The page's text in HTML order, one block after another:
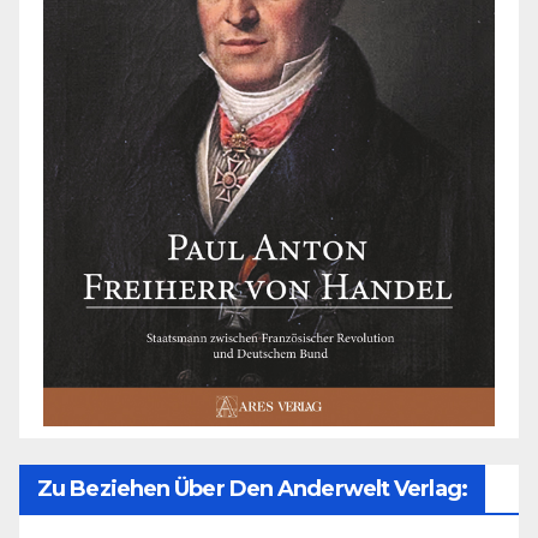
Zu Beziehen Über Den Anderwelt Verlag: